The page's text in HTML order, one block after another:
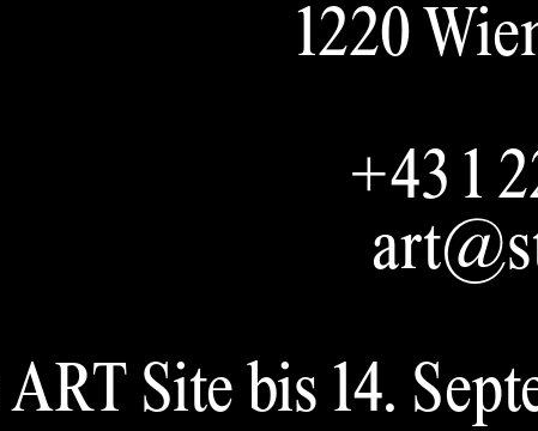
1220
+43 1
Site bis 14.